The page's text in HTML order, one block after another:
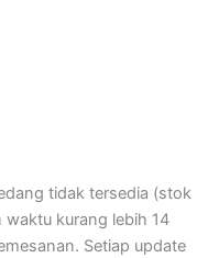
tidak tersedia (stok
kurang lebih 14
Setiap update